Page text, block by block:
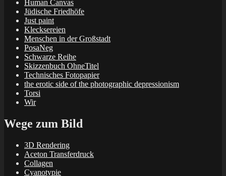
Human Canvas
Jüdische Friedhöfe
Just paint
Klecksereien
Menschen in der Großstadt
PosaNeg
Schwarze Reihe
Skizzenbuch OhneTitel
Technisches Fotopapier
the erotic side of the photographic depressionism
Torsi
Wir
Wege zum Bild
3D Rendering
Aceton Transferdruck
Collagen
Cyanotypie